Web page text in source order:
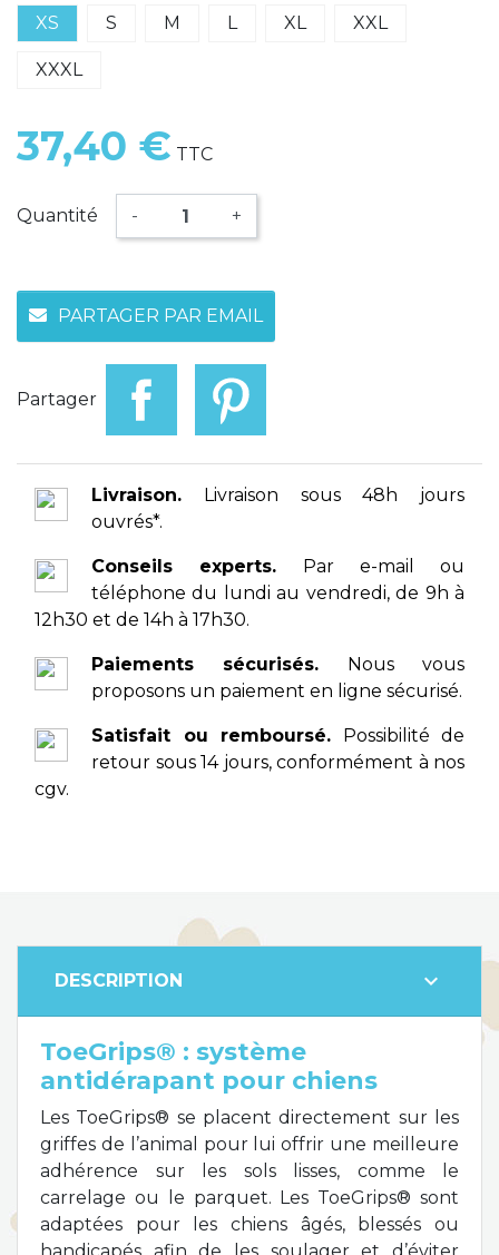
XS
S M L XL XXL
XXXL
37,40 € TTC
Quantité - +
PARTAGER PAR EMAIL
Partager
Livraison. Livraison sous 48h jours
ouvrés*.
Conseils experts. Par e-mail ou
téléphone du lundi au vendredi, de 9h à
12h30 et de 14h à 17h30.
Paiements sécurisés. Nous vous
proposons un paiement en ligne sécurisé.
Satisfait ou remboursé. Possibilité de
retour sous 14 jours, conformément à nos
cgv.
DESCRIPTION expand_more
ToeGrips® : système
antidérapant pour chiens
Les ToeGrips® se placent directement sur les
griffes de l’animal pour lui offrir une meilleure
adhérence sur les sols lisses, comme le
carrelage ou le parquet. Les ToeGrips® sont
adaptées pour les chiens âgés, blessés ou